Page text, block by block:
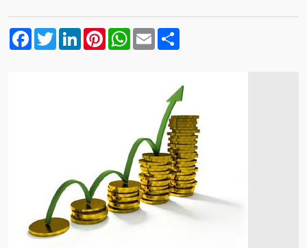
Facebook
TwitterLinkedInPinterestWhatsApp
Email